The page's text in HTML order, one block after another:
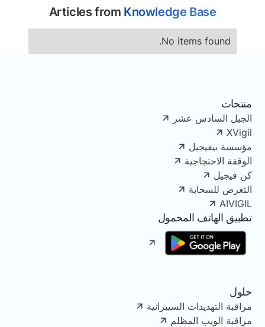
Articles from Knowledge Base
No items found.
منتجات
الجيل السادس عشر
XVigil
مؤسسة بيفيجيل
الوقفة الاحتجاجية
كن فيجيل
التعرض للسحابة
AIVIGIL
تطبيق الهاتف المحمول
حلول
مراقبة التهديدات السيبرانية
مراقبة الويب المظلم